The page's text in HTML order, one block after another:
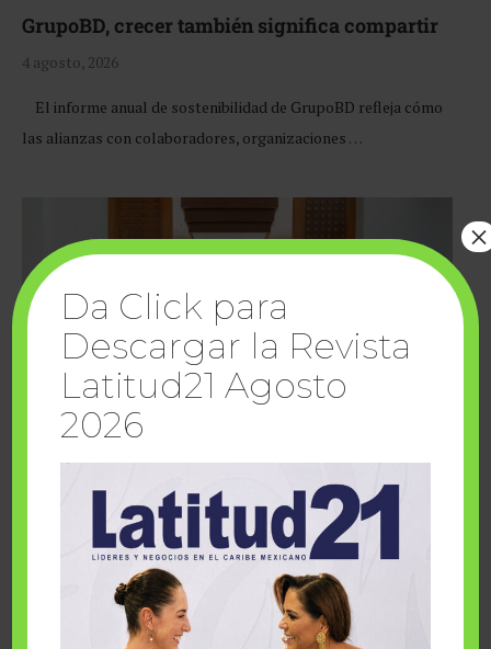
GrupoBD, crecer también significa compartir
4 agosto, 2026
El informe anual de sostenibilidad de GrupoBD refleja cómo
las alianzas con colaboradores, organizaciones …
Cuando la solidaridad inspira; cumplen
sueños Fairmont Mayakoba y Make-A-Wish
Da Click para
Descargar la Revista
Latitud21 Agosto
2026
×